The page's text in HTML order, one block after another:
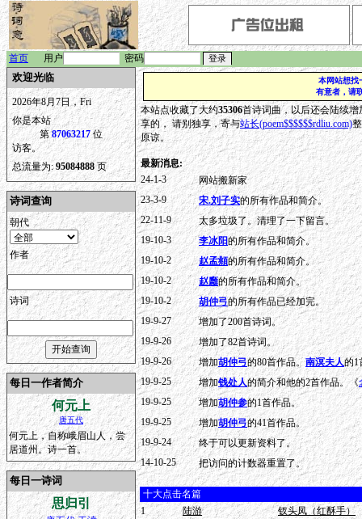
首页 用户 密码
欢迎光临
2026年8月7日，Fri
你是本站
第87063217位
访客。
总流量为:95084888 页
诗词查询
朝代
作者
诗词
每日一作者简介
何元上
唐五代
何元上，自称峨眉山人，尝
居道州。诗一首。
每日一诗词
思归引
本网站想找
有意者，请
本站点收藏了大约35306首诗词曲，以后还会陆续
享的， 请别独享，寄与站长(poem$$$$$$rdliu.com)
原谅。
最新消息:
24-1-3
网站搬新家
23-3-9
宋.刘子实的所有作品和简介。
22-11-9
太多垃圾了。清理了一下留言。
19-10-3
李冰阳的所有作品和简介。
19-10-2
赵孟頫的所有作品和简介。
19-10-2
赵廱的所有作品和简介。
19-10-2
胡仲弓的所有作品已经加完。
19-9-27
增加了200首诗词。
19-9-26
增加了82首诗词。
19-9-26
增加胡仲弓的80首作品。南溟夫人的1
19-9-25
增加钱处人的简介和他的2首作品。《
19-9-25
增加胡仲参的1首作品。
19-9-25
增加胡仲弓的41首作品。
19-9-24
终于可以更新资料了。
14-10-25
把访问的计数器重置了。
十大点击名篇
1
陆游
钗头凤（红酥手）